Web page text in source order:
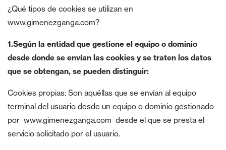
¿Qué tipos de cookies se utilizan en
www.gimenezganga.com?
1.Según la entidad que gestione el equipo o dominio
desde donde se envían las cookies y se traten los datos
que se obtengan, se pueden distinguir:
Cookies propias: Son aquéllas que se envían al equipo
terminal del usuario desde un equipo o dominio gestionado
por www.gimenezganga.com desde el que se presta el
servicio solicitado por el usuario.